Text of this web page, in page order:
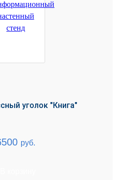
уголок "Книга"
руб.